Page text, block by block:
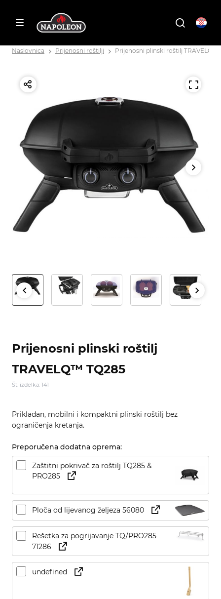
Naslovnica Prijenosni roštilji Prijenosni plinski roštilj TRAVELQ™
Prijenosni plinski roštilj
TRAVELQ™ TQ285
Št. izdelka: 141
Prikladan, mobilni i kompaktni plinski roštilj bez
ograničenja kretanja.
Preporučena dodatna oprema:
Zaštitni pokrivač za roštilj TQ285 &
PRO285
Ploča od lijevanog željeza 56080
Rešetka za pogrijavanje TQ/PRO285
71286
undefined